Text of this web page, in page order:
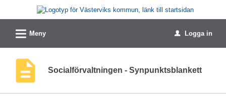
Välkommen
till
tjänster
Västerviks
kommun
L Meny u Logga in
Socialförvaltningen - Synpunktsblankett